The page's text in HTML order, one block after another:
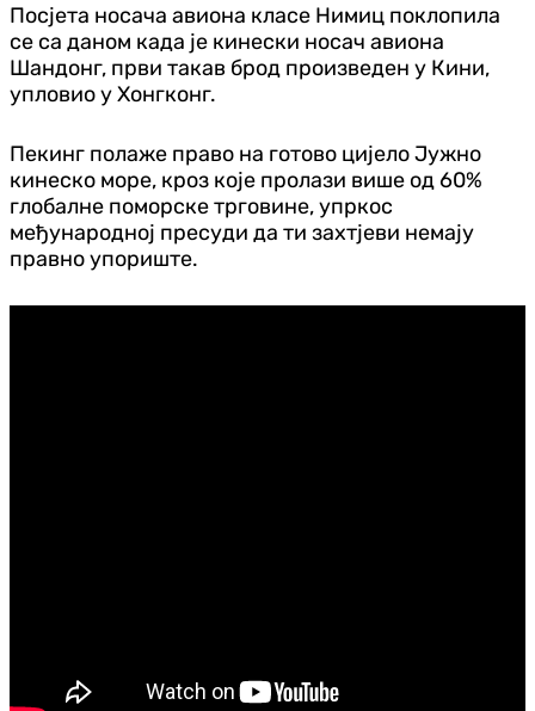
Посјета носача авиона класе Нимиц поклопила
се са даном када је кинески носач авиона
Шандонг, први такав брод произведен у Кини,
упловио у Хонгконг.
Пекинг полаже право на готово цијело Јужно
кинеско море, кроз које пролази више од 60%
глобалне поморске трговине, упркос
међународној пресуди да ти захтјеви немају
правно упориште.